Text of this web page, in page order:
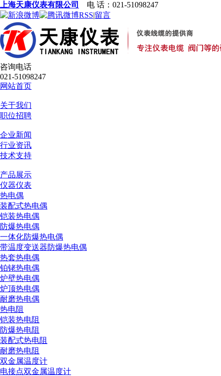
上海天康仪表有限公司
电 话：021-51098247
RSS|留言
咨询电话
021-51098247
网站首页
关于我们
职位招聘
企业新闻
行业资讯
技术支持
产品展示
仪器仪表
热电偶
装配式热电偶
铠装热电偶
防爆热电偶
一体化防爆热电偶
带温度变送器防爆热电偶
热套热电偶
铂铑热电偶
炉壁热电偶
炉顶热电偶
耐磨热电偶
热电阻
铠装热电阻
防爆热电阻
装配式热电阻
耐磨热电阻
双金属温度计
电接点双金属温度计